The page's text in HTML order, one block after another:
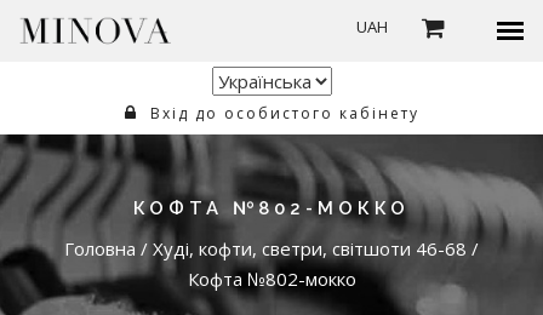
UAH
Вхід до особистого кабінету
КОФТА №802-МОККО
Головна / Худі, кофти, светри, світшоти 46-68 /
Кофта №802-мокко